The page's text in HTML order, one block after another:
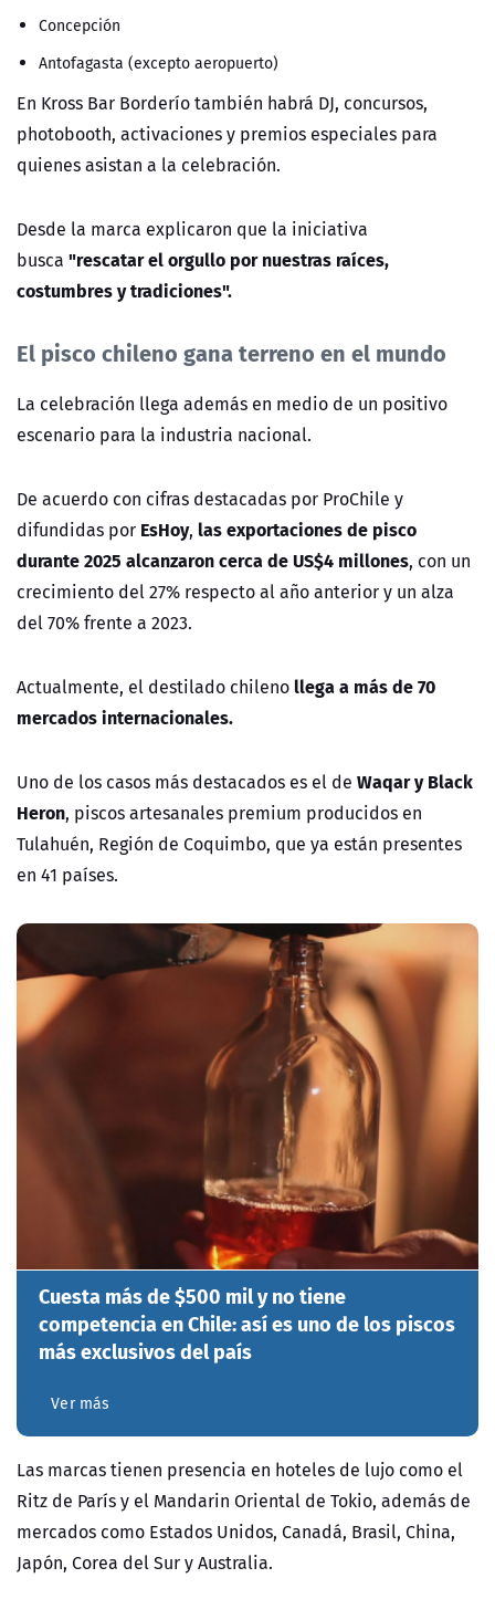
Concepción
Antofagasta (excepto aeropuerto)
En Kross Bar Borderío también habrá DJ, concursos,
photobooth, activaciones y premios especiales para
quienes asistan a la celebración.
Desde la marca explicaron que la iniciativa
busca "rescatar el orgullo por nuestras raíces,
costumbres y tradiciones".
El pisco chileno gana terreno en el mundo
La celebración llega además en medio de un positivo
escenario para la industria nacional.
De acuerdo con cifras destacadas por ProChile y
difundidas por EsHoy, las exportaciones de pisco
durante 2025 alcanzaron cerca de US$4 millones, con un
crecimiento del 27% respecto al año anterior y un alza
del 70% frente a 2023.
Actualmente, el destilado chileno llega a más de 70
mercados internacionales.
Uno de los casos más destacados es el de Waqar y Black
Heron, piscos artesanales premium producidos en
Tulahuén, Región de Coquimbo, que ya están presentes
en 41 países.
Cuesta más de $500 mil y no tiene
competencia en Chile: así es uno de los piscos
más exclusivos del país
Ver más
Las marcas tienen presencia en hoteles de lujo como el
Ritz de París y el Mandarin Oriental de Tokio, además de
mercados como Estados Unidos, Canadá, Brasil, China,
Japón, Corea del Sur y Australia.